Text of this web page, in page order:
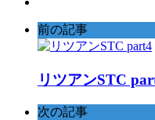
前の記事
リツアンSTC
次の記事